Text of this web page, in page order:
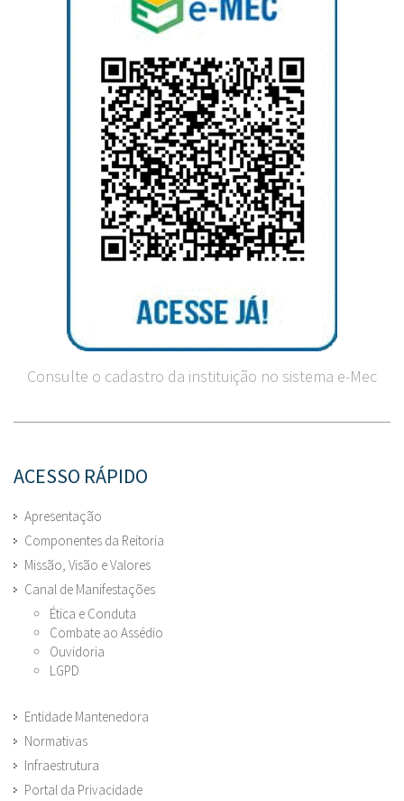
Consulte o cadastro da instituição no sistema e-Mec
ACESSO RÁPIDO
Apresentação
Componentes da Reitoria
Missão, Visão e Valores
Canal de Manifestações
Ética e Conduta
Combate ao Assédio
Ouvidoria
LGPD
Entidade Mantenedora
Normativas
Infraestrutura
Portal da Privacidade